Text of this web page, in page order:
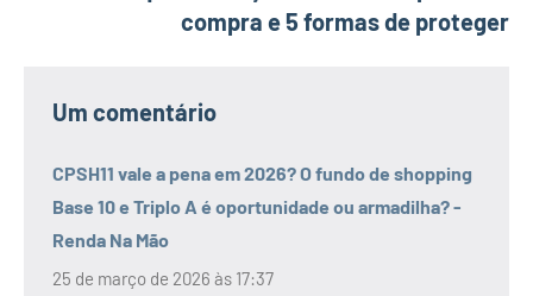
compra e 5 formas de proteger
Um comentário
CPSH11 vale a pena em 2026? O fundo de shopping
Base 10 e Triplo A é oportunidade ou armadilha? -
Renda Na Mão
25 de março de 2026 às 17:37